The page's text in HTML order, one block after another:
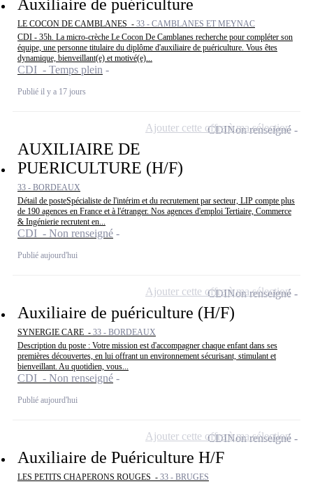
Auxiliaire de puériculture
LE COCON DE CAMBLANES - 33 - CAMBLANES ET MEYNAC
CDI - 35h. La micro-crèche Le Cocon De Camblanes recherche pour compléter son
équipe, une personne titulaire du diplôme d'auxiliaire de puériculture. Vous êtes
dynamique, bienveillant(e) et motivé(e)...
CDI - Temps plein
Publié il y a 17 jours
AUXILIAIRE DE
PUERICULTURE (H/F)
33 - BORDEAUX
Détail de posteSpécialiste de l'intérim et du recrutement par secteur, LIP compte plus
de 190 agences en France et à l'étranger. Nos agences d'emploi Tertiaire, Commerce
& Ingénierie recrutent en...
CDI - Non renseigné
Publié aujourd'hui
CDINon renseigné
Ajouter cette offre à ma sélection
Auxiliaire de puériculture (H/F)
SYNERGIE CARE - 33 - BORDEAUX
Description du poste : Votre mission est d'accompagner chaque enfant dans ses
premières découvertes, en lui offrant un environnement sécurisant, stimulant et
bienveillant. Au quotidien, vous...
CDI - Non renseigné
Publié aujourd'hui
CDINon renseigné
Ajouter cette offre à ma sélection
Auxiliaire de Puériculture H/F
LES PETITS CHAPERONS ROUGES - 33 - BRUGES
CDINon renseigné
Ajouter cette offre à ma sélection